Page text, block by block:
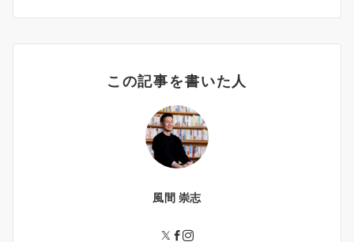
この記事を書いた人
風間 崇志